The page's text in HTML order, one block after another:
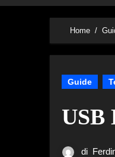
Home
Guide
USB
di